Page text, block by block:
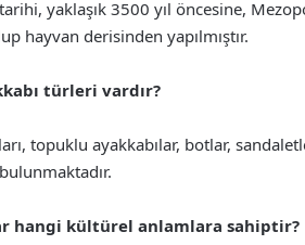
yaklaşık 3500 yıl öncesine,
hayvan derisinden yapılmıştır.
türleri vardır?
topuklu ayakkabılar, botlar,
hangi kültürel anlamlara sahiptir?